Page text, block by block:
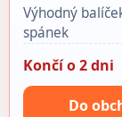
Výhodný
spánek
Končí o 2 dni
Do